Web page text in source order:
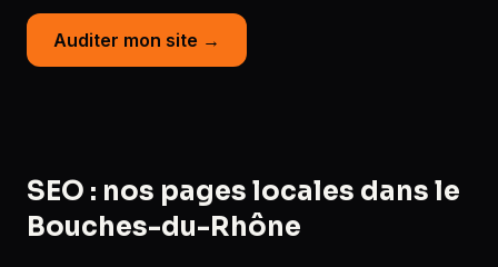
Auditer mon site →
SEO : nos pages locales dans le
Bouches-du-Rhône